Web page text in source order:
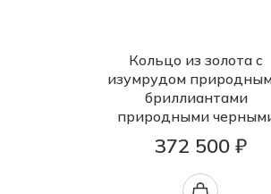
Кольцо из золота с
изумрудом
бриллиантами
природными
372 500 ₽